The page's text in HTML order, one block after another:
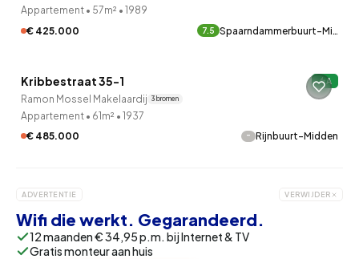
Appartement • 57m² • 1989
€ 425.000
7.5 Spaarndammerbuurt-Mi…
Kribbestraat 35-1 A
Ramon Mossel Makelaardij 3 bronnen
Appartement • 61m² • 1937
€ 485.000
- Rijnbuurt-Midden
ADVERTENTIE VERWIJDER
Wifi die werkt. Gegarandeerd.
12 maanden € 34,95 p.m. bij Internet & TV
Gratis monteur aan huis